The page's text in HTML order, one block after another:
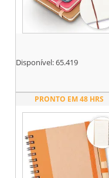
Disponível:65.419
PRONTO EM 48 HRS